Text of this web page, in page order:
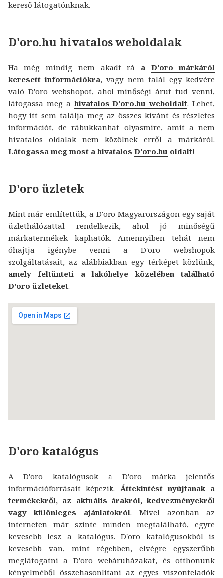
kereső látogatónknak.
D'oro.hu hivatalos weboldalak
Ha még mindig nem akadt rá a D'oro márkáról
keresett információkra, vagy nem talál egy kedvére
való D'oro webshopot, ahol minőségi árut tud venni,
látogassa meg ahivatalos D'oro.hu weboldalt. Lehet,
hogy itt sem találja meg az összes kívánt és részletes
információt, de rábukkanhat olyasmire, amit a nem
hivatalos oldalak nem közölnek erről a márkáról.
Látogassa meg most a hivatalos D'oro.hu oldalt!
D'oro üzletek
Mint már említettük, a D'oro Magyarországon egy saját
üzlethálózattal rendelkezik, ahol jó minőségű
márkatermékek kaphatók. Amennyiben tehát nem
óhajtja igénybe venni a D'oro webshopok
szolgáltatásait, az alábbiakban egy térképet közlünk,
amely feltünteti a lakóhelye közelében található
D'oro üzleteket.
D'oro katalógus
A D'oro katalógusok a D'oro márka jelentős
információforrásait képezik. Áttekintést nyújtanak a
termékekről, az aktuális árakról, kedvezményekről
vagy különleges ajánlatokról. Mivel azonban az
interneten már szinte minden megtalálható, egyre
kevesebb lesz a katalógus. D'oro katalógusokból is
kevesebb van, mint régebben, elvégre egyszerűbb
meglátogatni a D'oro webáruházakat, és otthonunk
kényelméből összehasonlítani az egyes viszonteladók